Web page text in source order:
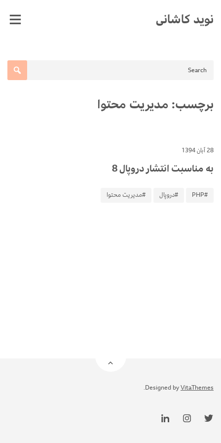
content
نوید کاشانی
برچسب: مدیریت محتوا
28 آبان 1394
به مناسبت انتشار دروپال 8
#PHP #دروپال #مدیریت محتوا
Designed byVitaThemes
.